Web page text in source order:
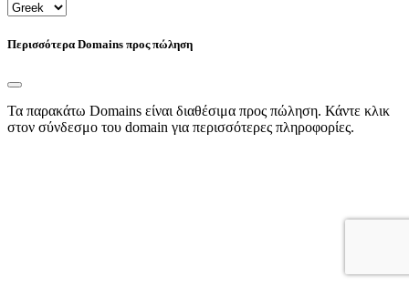
Περισσότερα Domains προς πώληση
Τα παρακάτω Domains είναι διαθέσιμα προς πώληση. Κάντε κλικ
στον σύνδεσμο του domain για περισσότερες πληροφορίες.